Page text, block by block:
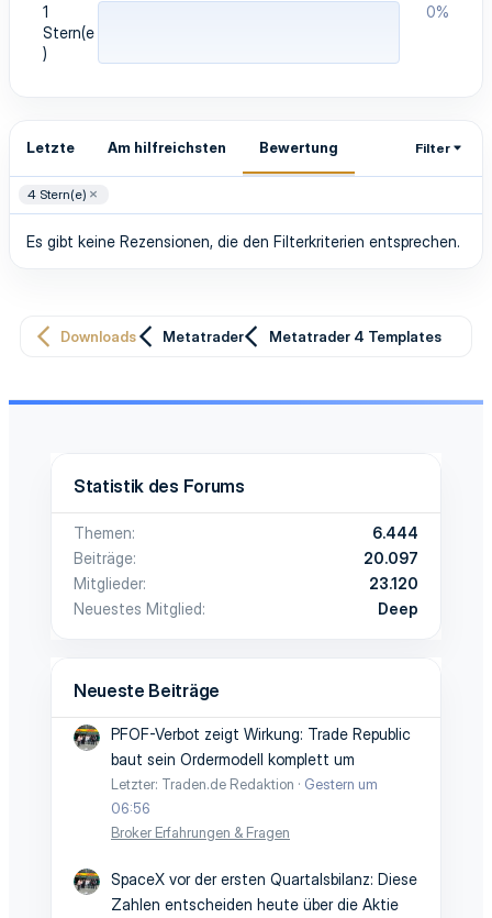
1
Stern(e
)
0%
Letzte Am hilfreichsten Bewertung Filter
4 Stern(e)
Es gibt keine Rezensionen, die den Filterkriterien entsprechen.
Downloads Metatrader Metatrader 4 Templates
Statistik des Forums
Themen
6.444
Beiträge
20.097
Mitglieder
23.120
Neuestes Mitglied
Deep
Neueste Beiträge
PFOF-Verbot zeigt Wirkung: Trade Republic
baut sein Ordermodell komplett um
Letzter: Traden.de Redaktion
Gestern um
06:56
Broker Erfahrungen & Fragen
SpaceX vor der ersten Quartalsbilanz: Diese
Zahlen entscheiden heute über die Aktie